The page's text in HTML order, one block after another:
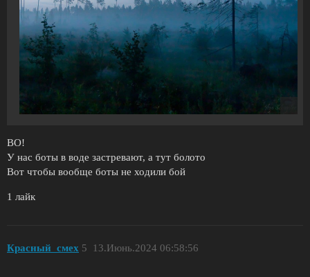
ВО!
У нас боты в воде застревают, а тут болото
Вот чтобы вообще боты не ходили бой
1 лайк
Красный_смех 13.Июнь.2024 06:58:56
5